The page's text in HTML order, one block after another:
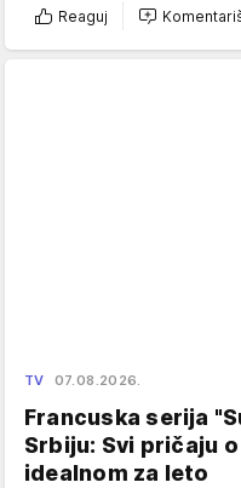
Reaguj
TV 07.08.2026.
Francuska serija
Srbiju: Svi pričaju
idealnom za leto